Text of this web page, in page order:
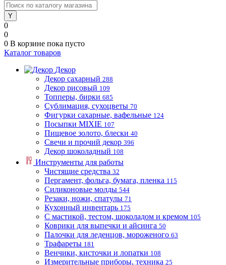
0
0
0 В корзине пока пусто
Каталог товаров
Декор
Декор сахарный 288
Декор рисовый 109
Топперы, бирки 685
Сублимация, сухоцветы 70
Фигурки сахарные, вафельные 124
Посыпки MIXIE 107
Пищевое золото, блески 40
Свечи и прочий декор 396
Декор шоколадный 108
Инструменты для работы
Чистящие средства 32
Пергамент, фольга, бумага, пленка 115
Силиконовые молды 544
Резаки, ножи, спатулы 71
Кухонный инвентарь 175
С мастикой, тестом, шоколадом и кремом 105
Коврики для выпечки и айсинга 50
Палочки для леденцов, мороженого 63
Трафареты 181
Венчики, кисточки и лопатки 108
Измерительные приборы, техника 25